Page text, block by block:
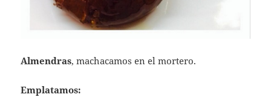
Almendras, machacamos en el mortero.
Emplatamos: